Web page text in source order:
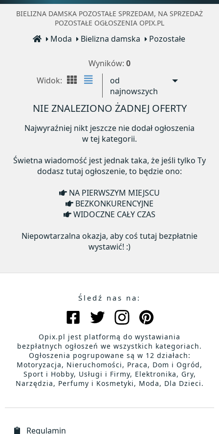
BIELIZNA DAMSKA POZOSTAŁE SPRZEDAM, NA SPRZEDAŻ
POZOSTAŁE OGŁOSZENIA OPIX.PL
Moda Bielizna damska Pozostałe
Wyników: 0
Widok:
od
najnowszych
NIE ZNALEZIONO ŻADNEJ OFERTY
Najwyraźniej nikt jeszcze nie dodał ogłoszenia
w tej kategorii.
Świetna wiadomość jest jednak taka, że jeśli tylko Ty
dodasz tutaj ogłoszenie, to będzie ono:
NA PIERWSZYM MIEJSCU
BEZKONKURENCYJNE
WIDOCZNE CAŁY CZAS
Niepowtarzalna okazja, aby coś tutaj bezpłatnie
wystawić! :)
Śledź nas na:
Opix.pl jest platformą do wystawiania
bezpłatnych ogłoszeń we wszystkich kategoriach.
Ogłoszenia pogrupowane są w 12 działach:
Motoryzacja, Nieruchomości, Praca, Dom i Ogród,
Sport i Hobby, Usługi i Firmy, Elektronika, Gry,
Narzędzia, Perfumy i Kosmetyki, Moda, Dla Dzieci.
Regulamin